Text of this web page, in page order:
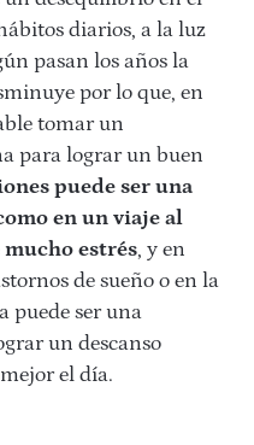
diarios, a la luz
pasan los años la
por lo que, en
tomar un
para lograr un buen
puede ser una
en un viaje al
estrés, y en
de sueño o en la
puede ser una
un descanso
el día.